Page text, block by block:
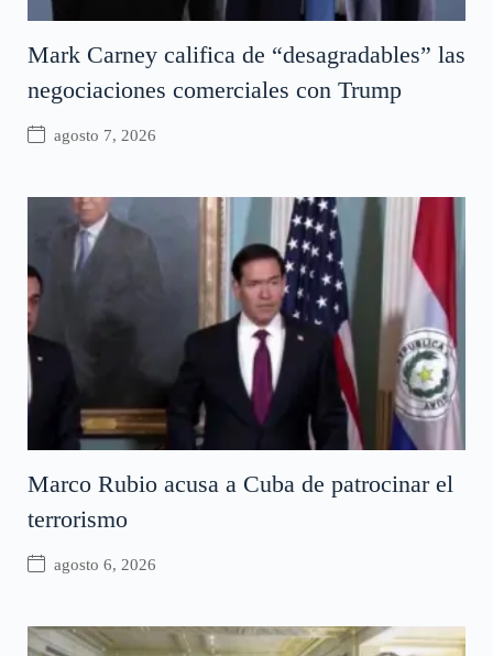
Mark Carney califica de “desagradables” las
negociaciones comerciales con Trump
agosto 7, 2026
Marco Rubio acusa a Cuba de patrocinar el
terrorismo
agosto 6, 2026